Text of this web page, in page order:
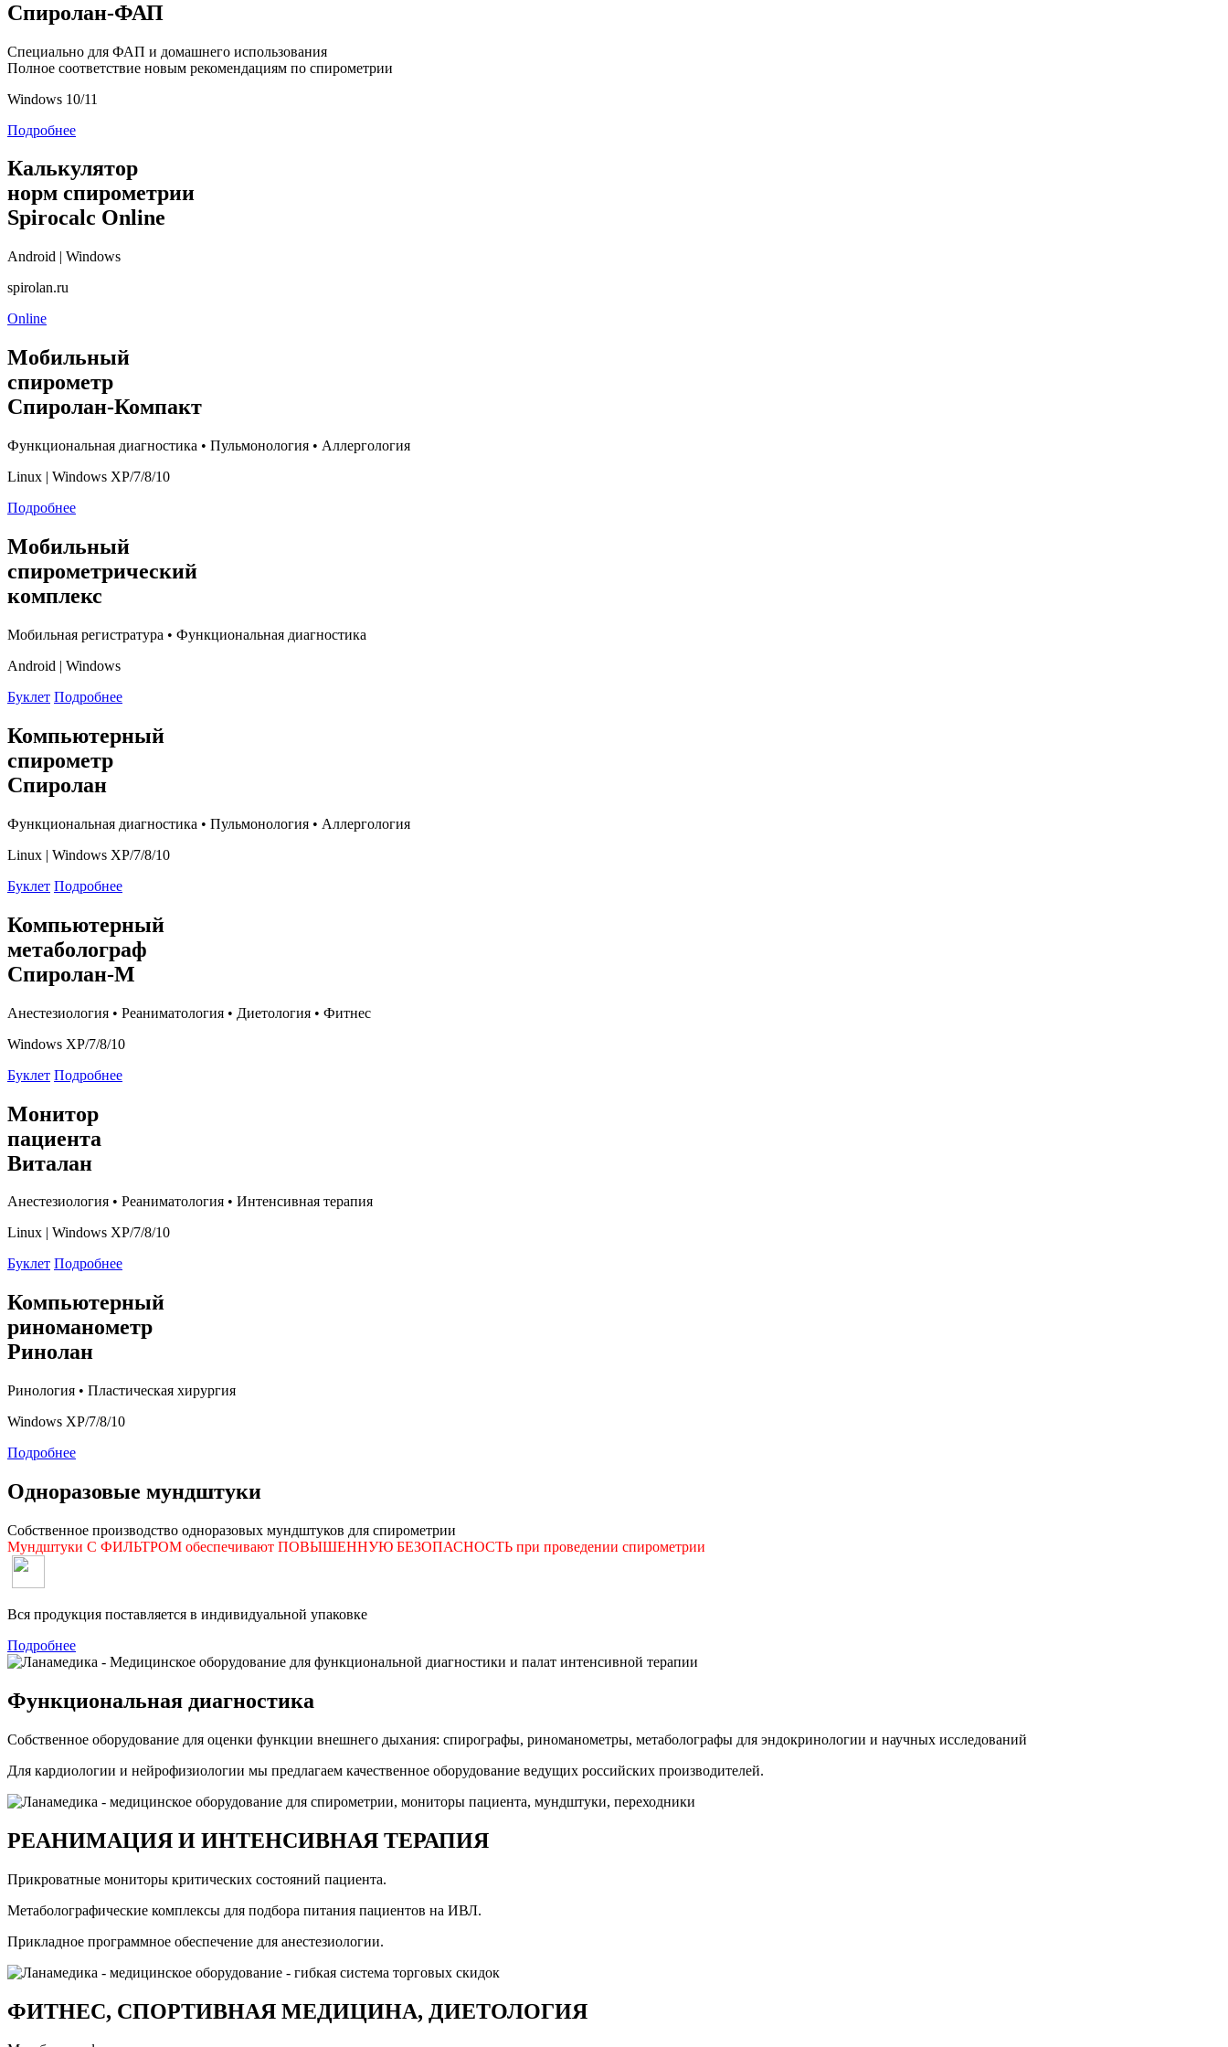
Спиролан-ФАП
Специально для ФАП и домашнего использования
Полное соответствие новым рекомендациям по спирометрии
Windows 10/11
Подробнее
Калькулятор
норм спирометрии
Spirocalc Online
Android | Windows
spirolan.ru
Online
Мобильный
спирометр
Спиролан-Компакт
Функциональная диагностика • Пульмонология • Аллергология
Linux | Windows XP/7/8/10
Подробнее
Мобильный
спирометрический
комплекс
Мобильная регистратура • Функциональная диагностика
Android | Windows
Буклет Подробнее
Компьютерный
спирометр
Спиролан
Функциональная диагностика • Пульмонология • Аллергология
Linux | Windows XP/7/8/10
Буклет Подробнее
Компьютерный
метаболограф
Спиролан-М
Анестезиология • Реаниматология • Диетология • Фитнес
Windows XP/7/8/10
Буклет Подробнее
Монитор
пациента
Виталан
Анестезиология • Реаниматология • Интенсивная терапия
Linux | Windows XP/7/8/10
Буклет Подробнее
Компьютерный
риноманометр
Ринолан
Ринология • Пластическая хирургия
Windows XP/7/8/10
Подробнее
Одноразовые мундштуки
Собственное производство одноразовых мундштуков для спирометрии
Мундштуки С ФИЛЬТРОМ обеспечивают ПОВЫШЕННУЮ БЕЗОПАСНОСТЬ при проведении спирометрии
Вся продукция поставляется в индивидуальной упаковке
Подробнее
Функциональная диагностика
Собственное оборудование для оценки функции внешнего дыхания: спирографы, риноманометры, метаболографы для эндокринологии и научных исследований
Для кардиологии и нейрофизиологии мы предлагаем качественное оборудование ведущих российских производителей.
РЕАНИМАЦИЯ И ИНТЕНСИВНАЯ ТЕРАПИЯ
Прикроватные мониторы критических состояний пациента.
Метаболографические комплексы для подбора питания пациентов на ИВЛ.
Прикладное программное обеспечение для анестезиологии.
ФИТНЕС, СПОРТИВНАЯ МЕДИЦИНА, ДИЕТОЛОГИЯ